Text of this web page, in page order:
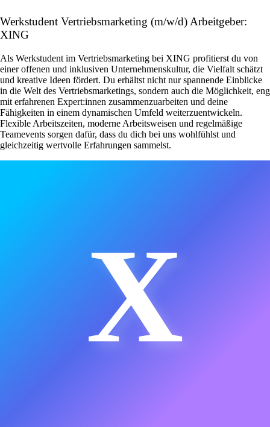
Werkstudent Vertriebsmarketing (m/w/d) Arbeitgeber:
XING
Als Werkstudent im Vertriebsmarketing bei XING profitierst du von
einer offenen und inklusiven Unternehmenskultur, die Vielfalt schätzt
und kreative Ideen fördert. Du erhältst nicht nur spannende Einblicke
in die Welt des Vertriebsmarketings, sondern auch die Möglichkeit, eng
mit erfahrenen Expert:innen zusammenzuarbeiten und deine
Fähigkeiten in einem dynamischen Umfeld weiterzuentwickeln.
Flexible Arbeitszeiten, moderne Arbeitsweisen und regelmäßige
Teamevents sorgen dafür, dass du dich bei uns wohlfühlst und
gleichzeitig wertvolle Erfahrungen sammelst.
X